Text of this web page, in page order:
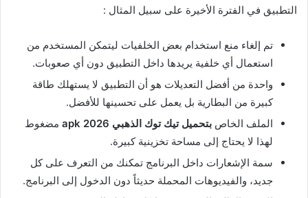
التطبيق في الفترة الأخيرة على سبيل المثال :
تم إلغاء منع استخدام بعض الخلفيات ليتمكن المستخدم من
استعمال أي خلفية يريدها داخل التطبيق دون أي صعوبات.
واحدة من أفضل التعديلات هو أن التطبيق لا يستهلك طاقة
كبيرة من البطارية بل يعمل على تحسينها للأفضل.
الملف الخاص بتحميل تيك توك الذهبي 2026
مضغوط
لهذا لا يحتاج إلى مساحة تخزينية كبيرة.
سمة الإشعارات داخل البرنامج تمكنك من التعرف على كل
جديد، والفيديوهات المحملة حديثاً دون الدخول إلى البرنامج.